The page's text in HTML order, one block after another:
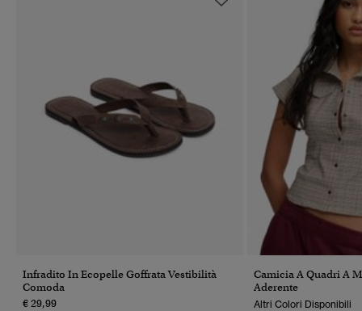
Infradito In Ecopelle Goffrata Vestibilità
Comoda
€ 29,99
Camicia A Quadri A
Aderente
Altri Colori Disponibili